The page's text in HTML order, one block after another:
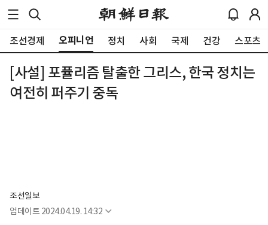
조선경제 오피니언 정치 사회 국제 건강 스포츠
[사설] 포퓰리즘 탈출한 그리스, 한국 정치는
여전히 퍼주기 중독
조선일보
업데이트 2024.04.19. 14:32